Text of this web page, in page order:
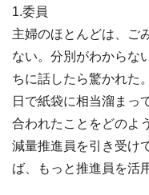
1.委員
主婦のほとんどは、ご
ない。分別がわからな
ちに話したら驚かれた
日で紙袋に相当溜まっ
合われたことをどのよ
減量推進員を引き受け
ば、もっと推進員を活